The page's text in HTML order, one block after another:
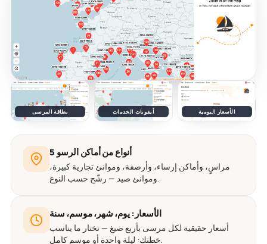
بطاقة المرسى أيقونات الخدمات الأسعار اليومية
5 أنواع من أماكن الرسو
مراسٍ، وأماكن إرساء، وأرصفة، وموانئ تجارية كبيرة،
وموانئ صيد — رشّح حسب النوع.
الأسعار: يوم، شهر، موسم، سنة
أسعار حقيقية لكل مرسى بأربع صيغ — تختار ما يناسب
خطتك: ليلة واحدة أو موسم كامل.